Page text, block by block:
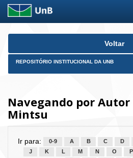
Skip
Voltar
REPOSITÓRIO INSTITUCIONAL DA UNB
Navegando por Autor
Mintsu
Ir para: 0-9 A B C D
J
K L M N O P